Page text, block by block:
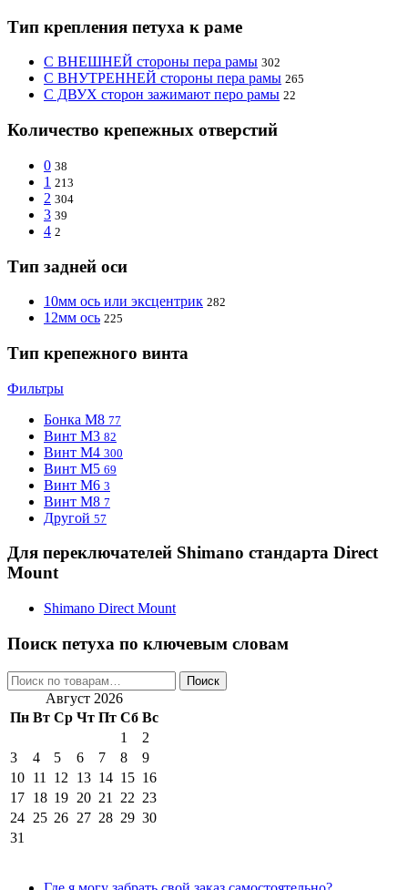
Тип крепления петуха к раме
С ВНЕШНЕЙ стороны пера рамы 302
С ВНУТРЕННЕЙ стороны пера рамы 265
С ДВУХ сторон зажимают перо рамы 22
Количество крепежных отверстий
0 38
1 213
2 304
3 39
4 2
Тип задней оси
10мм ось или эксцентрик 282
12мм ось 225
Тип крепежного винта
Фильтры
Бонка M8 77
Винт M3 82
Винт M4 300
Винт M5 69
Винт М6 3
Винт М8 7
Другой 57
Для переключателей Shimano стандарта Direct
Mount
Shimano Direct Mount
Поиск петуха по ключевым словам
Искать: Поиск
Август 2026
Пн Вт Ср Чт Пт Сб Вс
1
2
3
4 5 6 7 8
9
10 11 12 13 14 15 16
17 18 19 20 21 22 23
24 25 26 27 28 29 30
31